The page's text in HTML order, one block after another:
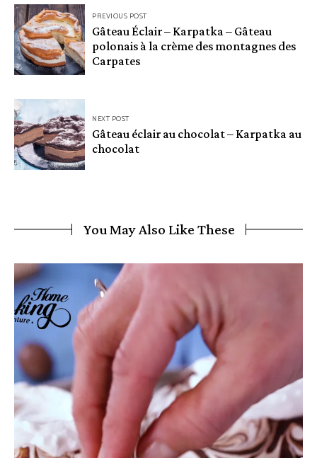
Navigation
de
l’article
PREVIOUS POST
Gâteau Éclair – Karpatka – Gâteau
polonais à la crème des montagnes des
Carpates
NEXT POST
Gâteau éclair au chocolat – Karpatka au
chocolat
You May Also Like These